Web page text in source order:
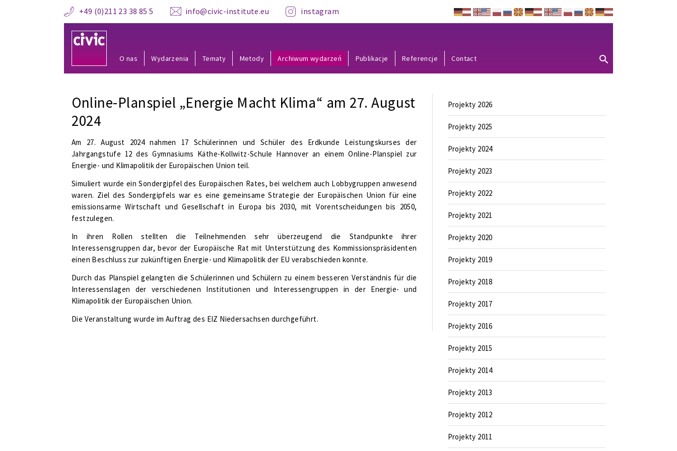
+49 (0)211 23 38 85 5 info@civic-institute.eu instagram
O nas Wydarzenia Tematy Metody Archiwum wydarzeń Publikacje Referencje Contact
Online-Planspiel „Energie Macht Klima“ am 27. August
2024
Am 27. August 2024 nahmen 17 Schülerinnen und Schüler des Erdkunde Leistungskurses der
Jahrgangstufe 12 des Gymnasiums Käthe-Kollwitz-Schule Hannover an einem Online-Planspiel zur
Energie- und Klimapolitik der Europäischen Union teil.
Simuliert wurde ein Sondergipfel des Europäischen Rates, bei welchem auch Lobbygruppen anwesend
waren. Ziel des Sondergipfels war es eine gemeinsame Strategie der Europäischen Union für eine
emissionsarme Wirtschaft und Gesellschaft in Europa bis 2030, mit Vorentscheidungen bis 2050,
festzulegen.
In ihren Rollen stellten die Teilnehmenden sehr überzeugend die Standpunkte ihrer
Interessensgruppen dar, bevor der Europäische Rat mit Unterstützung des Kommissionspräsidenten
einen Beschluss zur zukünftigen Energie- und Klimapolitik der EU verabschieden konnte.
Durch das Planspiel gelangten die Schülerinnen und Schülern zu einem besseren Verständnis für die
Interessenslagen der verschiedenen Institutionen und Interessengruppen in der Energie- und
Klimapolitik der Europäischen Union.
Die Veranstaltung wurde im Auftrag des EIZ Niedersachsen durchgeführt.
Projekty 2026
Projekty 2025
Projekty 2024
Projekty 2023
Projekty 2022
Projekty 2021
Projekty 2020
Projekty 2019
Projekty 2018
Projekty 2017
Projekty 2016
Projekty 2015
Projekty 2014
Projekty 2013
Projekty 2012
Projekty 2011